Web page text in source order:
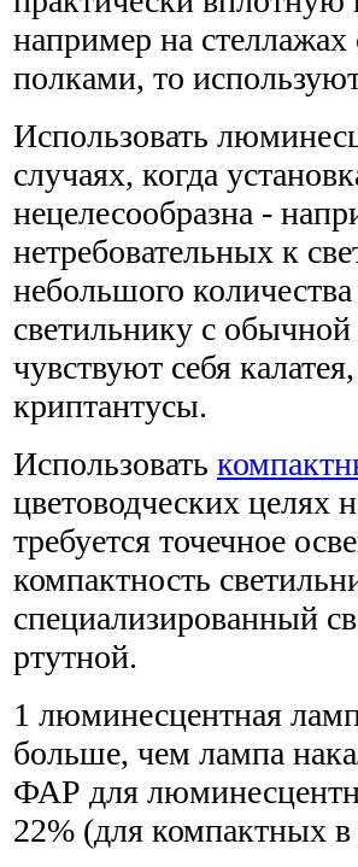
например на
полками, то
Использовать
случаях, когда
нецелесообразна -
нетребовательных к
небольшого
светильнику с
чувствуют себя
криптантусы.
Использовать
цветоводческих целях
требуется точечное
компактность
специализированный
ртутной.
1 люминесцентная
больше, чем лампа
ФАР для
22% (для компактных